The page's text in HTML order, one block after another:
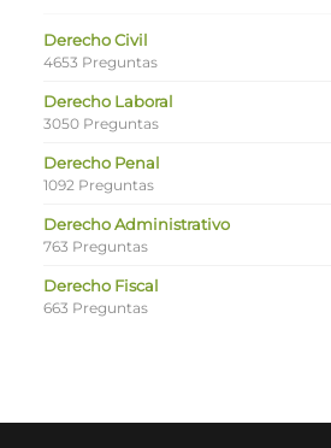
Derecho Civil
4653 Preguntas
Derecho Laboral
3050 Preguntas
Derecho Penal
1092 Preguntas
Derecho Administrativo
763 Preguntas
Derecho Fiscal
663 Preguntas